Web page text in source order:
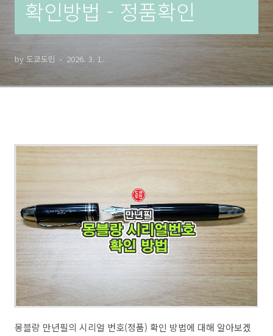
확인방법 - 정품확인
by 도쿄도민 2026. 3. 1.
몽블랑 만년필의 시리얼 번호(정품) 확인 방법에 대해 알아보겠